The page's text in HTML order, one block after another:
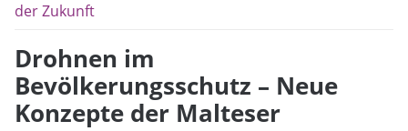
der Zukunft
Drohnen im
Bevölkerungsschutz – Neue
Konzepte der Malteser